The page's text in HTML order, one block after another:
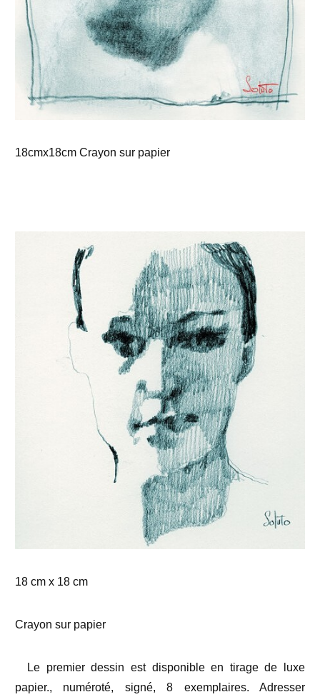
18cmx18cm Crayon sur papier
18 cm x 18 cm
Crayon sur papier
Le premier dessin est disponible en tirage de luxe
papier., numéroté, signé, 8 exemplaires. Adresser